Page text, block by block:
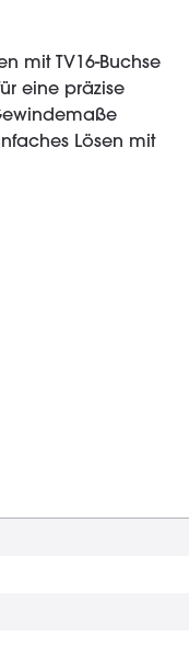
mit TV16-Buchse
eine präzise
Lösen mit